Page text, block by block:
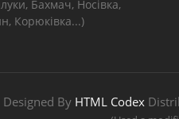
Бахмач, Носівка,
Корюківка...)
Designed By HTML Codex